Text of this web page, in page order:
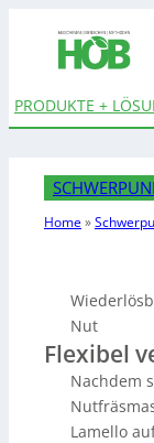
PRODUKTE +
Home»
Nut
Flexibel
Nachdem
Lamello